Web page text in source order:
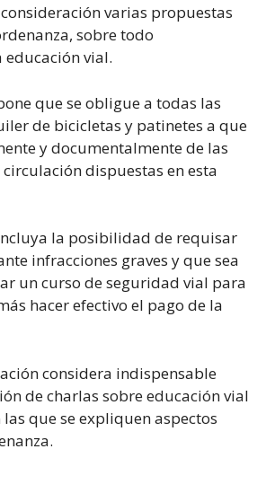
varias propuestas
sobre todo
educación vial.
que se obligue a todas las
de bicicletas y patinetes a que
y documentalmente de las
dispuestas en esta
la posibilidad de requisar
infracciones graves y que sea
un curso de seguridad vial para
hacer efectivo el pago de la
considera indispensable
de charlas sobre educación vial
las que se expliquen aspectos